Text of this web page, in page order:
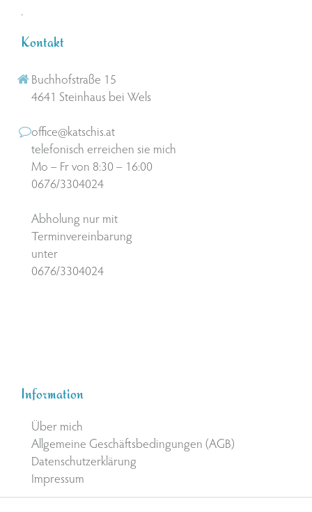
.
Kontakt
Buchhofstraße 15
4641 Steinhaus bei Wels
office@katschis.at
telefonisch erreichen sie mich
Mo – Fr von 8:30 – 16:00
0676/3304024
Abholung nur mit
Terminvereinbarung
unter
0676/3304024
Information
Über mich
Allgemeine Geschäftsbedingungen (AGB)
Datenschutzerklärung
Impressum